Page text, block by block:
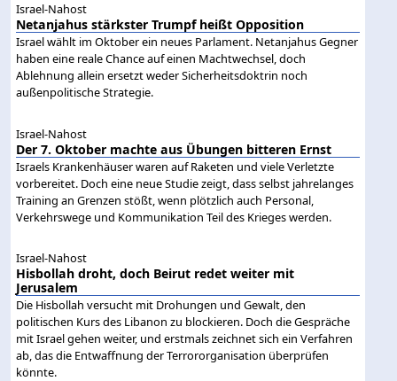
Israel-Nahost
Netanjahus stärkster Trumpf heißt Opposition
Israel wählt im Oktober ein neues Parlament. Netanjahus Gegner
haben eine reale Chance auf einen Machtwechsel, doch
Ablehnung allein ersetzt weder Sicherheitsdoktrin noch
außenpolitische Strategie.
Israel-Nahost
Der 7. Oktober machte aus Übungen bitteren Ernst
Israels Krankenhäuser waren auf Raketen und viele Verletzte
vorbereitet. Doch eine neue Studie zeigt, dass selbst jahrelanges
Training an Grenzen stößt, wenn plötzlich auch Personal,
Verkehrswege und Kommunikation Teil des Krieges werden.
Israel-Nahost
Hisbollah droht, doch Beirut redet weiter mit
Jerusalem
Die Hisbollah versucht mit Drohungen und Gewalt, den
politischen Kurs des Libanon zu blockieren. Doch die Gespräche
mit Israel gehen weiter, und erstmals zeichnet sich ein Verfahren
ab, das die Entwaffnung der Terrororganisation überprüfen
könnte.